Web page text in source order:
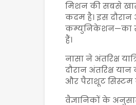
मिशन की सबसे
कदम है। इस
कम्युनिकेशन—का
हैं।
नासा ने अंतरिक्ष
दौरान अंतरिक्ष
और पैराशूट सिस्टम
वैज्ञानिकों के